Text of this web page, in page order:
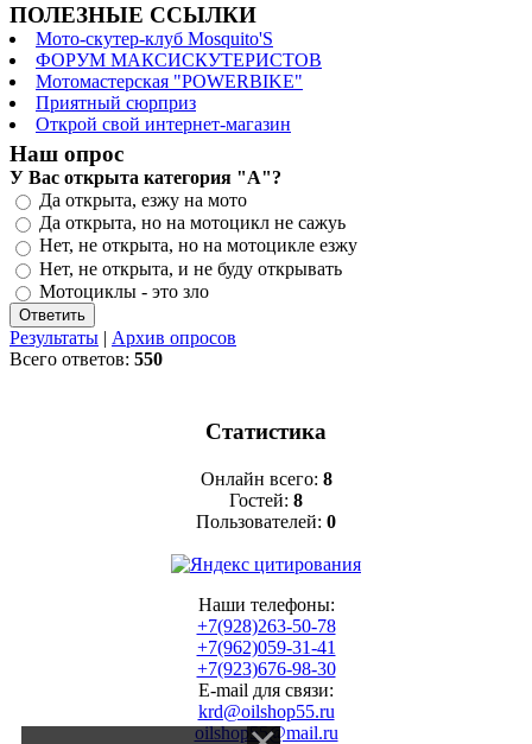
ПОЛЕЗНЫЕ ССЫЛКИ
Мото-скутер-клуб Mosquito'S
ФОРУМ МАКСИСКУТЕРИСТОВ
Мотомастерская "POWERBIKE"
Приятный сюрприз
Открой свой интернет-магазин
Наш опрос
У Вас открыта категория "А"?
Да открыта, езжу на мото
Да открыта, но на мотоцикл не сажуь
Нет, не открыта, но на мотоцикле езжу
Нет, не открыта, и не буду открывать
Мотоциклы - это зло
Результаты | Архив опросов
Всего ответов: 550
Статистика
Онлайн всего: 8
Гостей: 8
Пользователей: 0
Наши телефоны:
+7(928)263-50-78
+7(962)059-31-41
+7(923)676-98-30
E-mail для связи:
krd@oilshop55.ru
oilshop55@mail.ru